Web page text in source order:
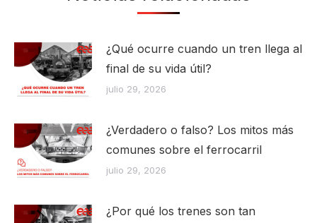
¿Qué ocurre cuando un tren llega al
final de su vida útil?
julio 29, 2026
¿Verdadero o falso? Los mitos más
comunes sobre el ferrocarril
julio 29, 2026
¿Por qué los trenes son tan